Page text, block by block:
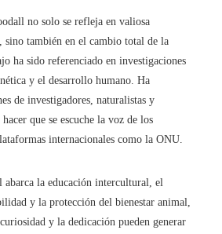
no solo se refleja en valiosa
también en el cambio total de la
ha sido referenciado en investigaciones
y el desarrollo humano. Ha
de investigadores, naturalistas y
hacer que se escuche la voz de los
internacionales como la ONU.
la educación intercultural, el
y la protección del bienestar animal,
y la dedicación pueden generar